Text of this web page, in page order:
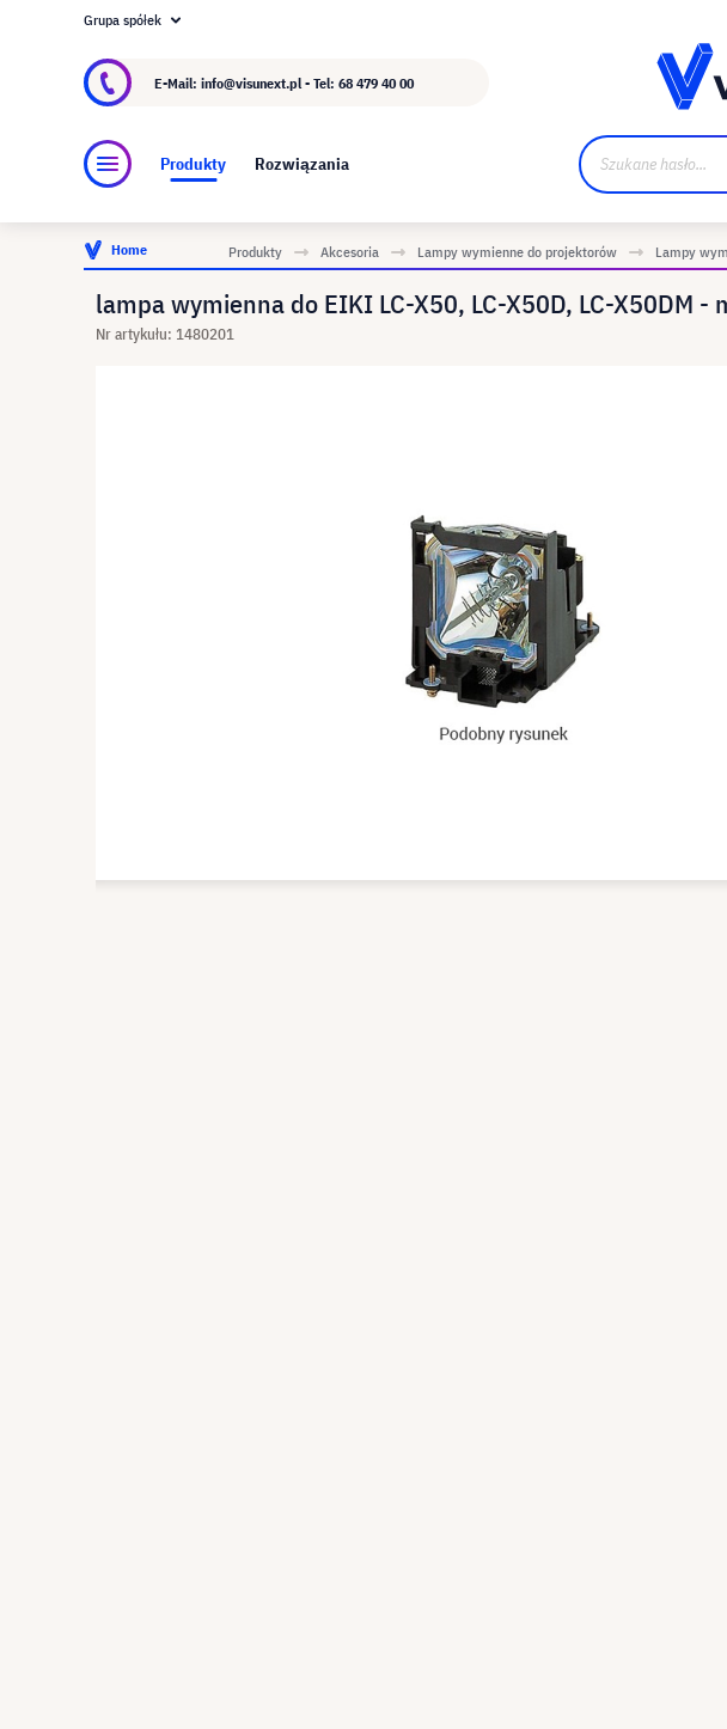
O visunext.pl
Grupa spółek
E-Mail: info@visunext.pl - Tel: 68 479 40 00
Produkty Rozwiązania
Home Produkty Akcesoria Lampy wymienne do projektorów Lampy
lampa wymienna do EIKI LC-X50, LC-X50D, LC-X50DM
Nr artykułu: 1480201